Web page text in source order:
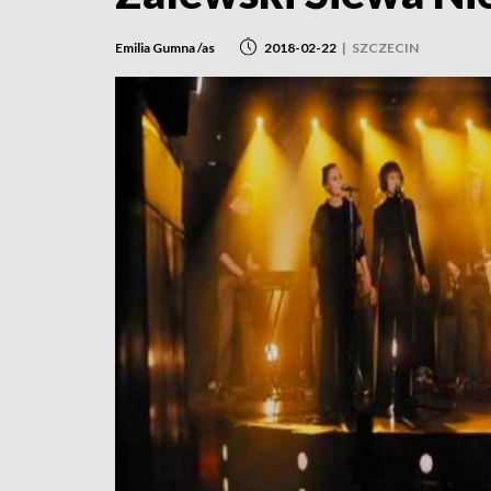
Emilia Gumna /as 2018-02-22 | SZCZECIN